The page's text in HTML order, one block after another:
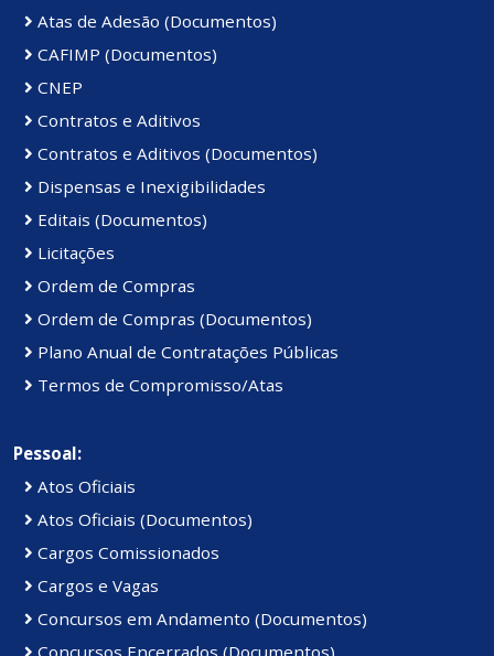
Atas de Adesão (Documentos)
CAFIMP (Documentos)
CNEP
Contratos e Aditivos
Contratos e Aditivos (Documentos)
Dispensas e Inexigibilidades
Editais (Documentos)
Licitações
Ordem de Compras
Ordem de Compras (Documentos)
Plano Anual de Contratações Públicas
Termos de Compromisso/Atas
Pessoal:
Atos Oficiais
Atos Oficiais (Documentos)
Cargos Comissionados
Cargos e Vagas
Concursos em Andamento (Documentos)
Concursos Encerrados (Documentos)